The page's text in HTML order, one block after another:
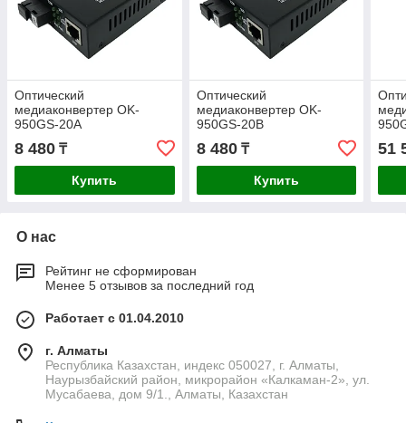
Оптический
медиаконвертер OK-
950GS-20A
8 480 ₸
Купить
Оптический
медиаконвертер OK-
950GS-20В
8 480₸
Купить
51
О нас
Рейтинг не сформирован
Менее 5 отзывов за последний год
Работает с 01.04.2010
г. Алматы
Республика Казахстан, индекс 050027, г. Алматы,
Наурызбайский район, микрорайон «Калкаман-2», ул.
Мусабаева, дом 9/1., Алматы, Казахстан